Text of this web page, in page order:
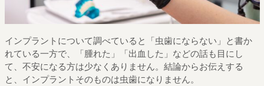
インプラントについて調べていると「虫歯にならない」と書か
れている一方で、「腫れた」「出血した」などの話も目にし
て、不安になる方は少なくありません。結論からお伝えする
と、インプラントそのものは虫歯になりません。